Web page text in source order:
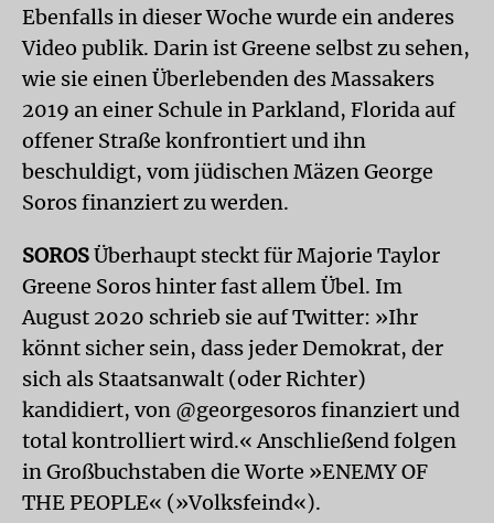
Ebenfalls in dieser Woche wurde ein anderes
Video publik. Darin ist Greene selbst zu sehen,
wie sie einen Überlebenden des Massakers
2019 an einer Schule in Parkland, Florida auf
offener Straße konfrontiert und ihn
beschuldigt, vom jüdischen Mäzen George
Soros finanziert zu werden.
SOROSÜberhaupt steckt für Majorie Taylor
Greene Soros hinter fast allem Übel. Im
August 2020 schrieb sie auf Twitter: »Ihr
könnt sicher sein, dass jeder Demokrat, der
sich als Staatsanwalt (oder Richter)
kandidiert, von @georgesoros finanziert und
total kontrolliert wird.« Anschließend folgen
in Großbuchstaben die Worte »ENEMY OF
THE PEOPLE« (»Volksfeind«).